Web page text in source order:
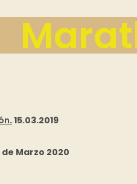
.15.03.2019
de Marzo 2020